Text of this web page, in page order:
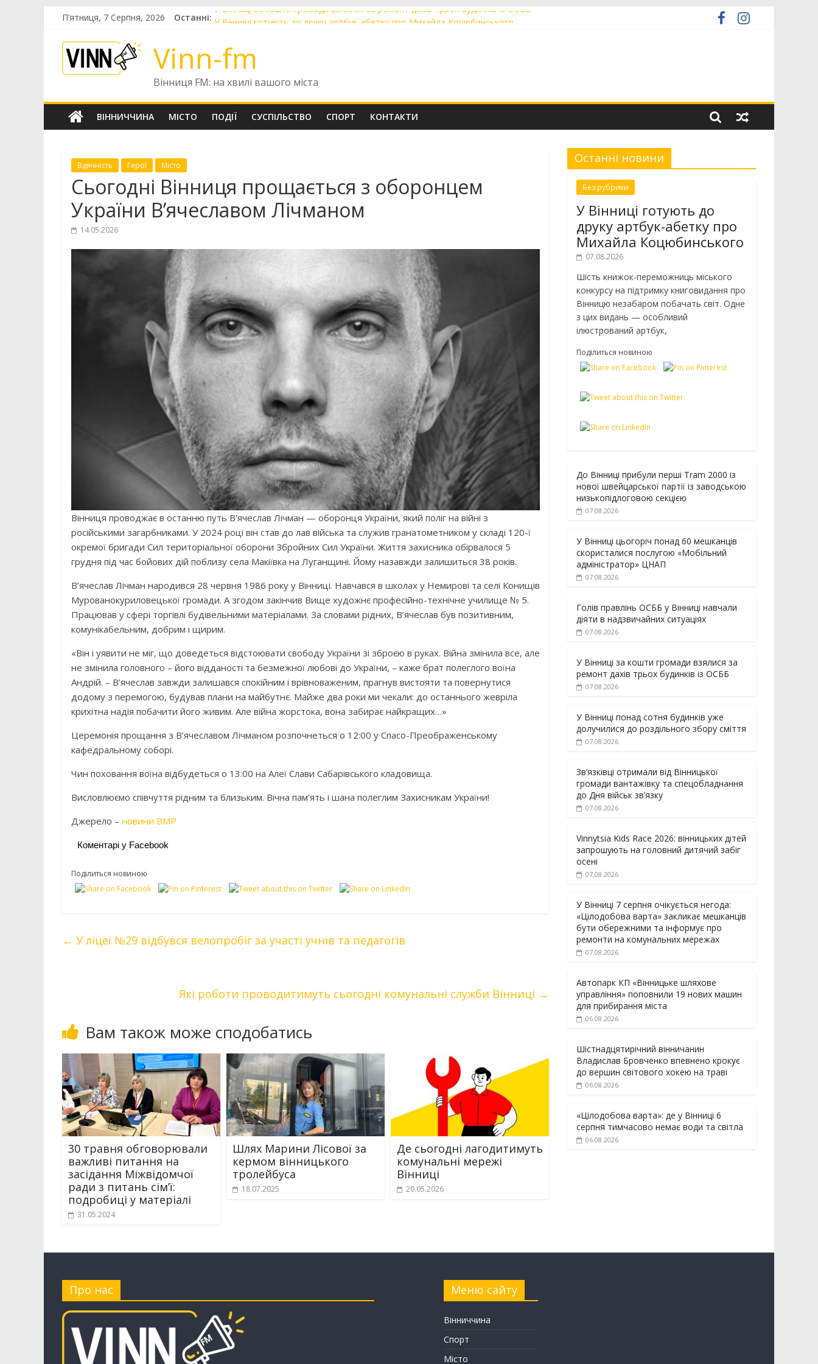
content
П’ятниця, 7 Серпня, 2026 Останні: У Вінниці за кошти громади взялися за ремонт дахів трьох будинків із ОСББ
У Вінниці цьогоріч понад 60 мешканців скористалися послугою «Мобільний адміністратор» ЦНАП
Голів правлінь ОСББ у Вінниці навчали діяти в надзвичайних ситуаціях
Vinn-fm
Вінниця FM: на хвилі вашого міста
ВІННИЧЧИНА МІСТО ПОДІЇ СУСПІЛЬСТВО СПОРТ КОНТАКТИ
Вдячність Герої Місто
Сьогодні Вінниця прощається з оборонцем
України В’ячеславом Лічманом
14.05.2026
Вінниця проводжає в останню путь В’ячеслав Лічман — оборонця України, який поліг на війні з
російськими загарбниками. У 2024 році він став до лав війська та служив гранатометником у складі 120-ї
окремої бригади Сил територіальної оборони Збройних Сил України. Життя захисника обірвалося 5
грудня під час бойових дій поблизу села Макіївка на Луганщині. Йому назавжди залишиться 38 років.
В’ячеслав Лічман народився 28 червня 1986 року у Вінниці. Навчався в школах у Немирові та селі Конищів
Мурованокуриловецької громади. А згодом закінчив Вище художнє професійно-технічне училище № 5.
Працював у сфері торгівлі будівельними матеріалами. За словами рідних, В’ячеслав був позитивним,
комунікабельним, добрим і щирим.
«Він і уявити не міг, що доведеться відстоювати свободу України зі зброєю в руках. Війна змінила все, але
не змінила головного – його відданості та безмежної любові до України, – каже брат полеглого воїна
Андрій. – В’ячеслав завжди залишався спокійним і врівноваженим, прагнув вистояти та повернутися
додому з перемогою, будував плани на майбутнє. Майже два роки ми чекали: до останнього жевріла
крихітна надія побачити його живим. Але війна жорстока, вона забирає найкращих…»
Церемонія прощання з В’ячеславом Лічманом розпочнеться о 12:00 у Спасо-Преображенському
кафедральному соборі.
Чин поховання воїна відбудеться о 13:00 на Алеї Слави Сабарівського кладовища.
Висловлюємо співчуття рідним та близьким. Вічна пам’ять і шана полеглим Захисникам України!
Джерело – новини ВМР
Коментарі у Facebook
Поділиться новиною
← У ліцеї №29 відбувся велопробіг за участі учнів та педагогів
Які роботи проводитимуть сьогодні комунальні служби Вінниці →
Вам також може сподобатись
30 травня обговорювали
важливі питання на
засідання Міжвідомчої
ради з питань сім’ї:
подробиці у матеріалі
31.05.2024
Шлях Марини Лісової за
кермом вінницького
тролейбуса
18.07.2025
Де сьогодні лагодитимуть
комунальні мережі
Вінниці
20.05.2026
Останні новини
Без рубрики
У Вінниці готують до
друку артбук-абетку про
Михайла Коцюбинського
07.08.2026
Шість книжок-переможниць міського
конкурсу на підтримку книговидання про
Вінницю незабаром побачать світ. Одне
з цих видань — особливий
ілюстрований артбук,
Поділиться новиною
До Вінниці прибули перші Tram 2000 із
нової швейцарської партії із заводською
низькопідлоговою секцією
07.08.2026
У Вінниці цьогоріч понад 60 мешканців
скористалися послугою «Мобільний
адміністратор» ЦНАП
07.08.2026
Голів правлінь ОСББ у Вінниці навчали
діяти в надзвичайних ситуаціях
07.08.2026
У Вінниці за кошти громади взялися за
ремонт дахів трьох будинків із ОСББ
07.08.2026
У Вінниці понад сотня будинків уже
долучилися до роздільного збору сміття
07.08.2026
Зв’язківці отримали від Вінницької
громади вантажівку та спецобладнання
до Дня військ зв’язку
07.08.2026
Vinnytsia Kids Race 2026: вінницьких дітей
запрошують на головний дитячий забіг
осені
07.08.2026
У Вінниці 7 серпня очікується негода:
«Цілодобова варта» закликає мешканців
бути обережними та інформує про
ремонти на комунальних мережах
07.08.2026
Автопарк КП «Вінницьке шляхове
управління» поповнили 19 нових машин
для прибирання міста
06.08.2026
Шістнадцятирічний вінничанин
Владислав Бровченко впевнено крокує
до вершин світового хокею на траві
06.08.2026
«Цілодобова варта»: де у Вінниці 6
серпня тимчасово немає води та світла
06.08.2026
Про нас Меню сайту
Вінниччина
Спорт
Місто